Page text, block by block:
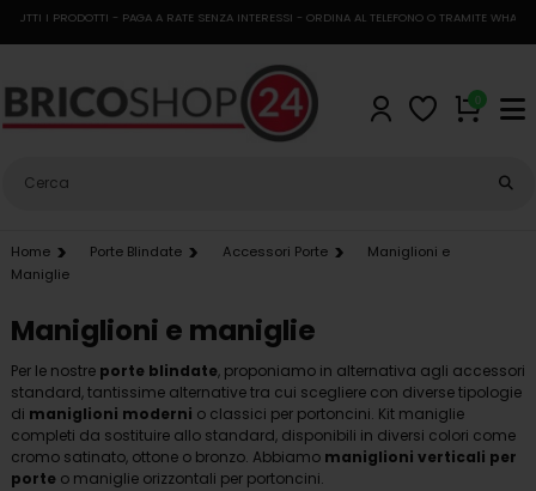
I PRODOTTI - PAGA A RATE SENZA INTERESSI - ORDINA AL TELEFONO O TRAMITE WHATSAPP
0
Home Porte Blindate Accessori Porte
Maniglioni e
Maniglie
Maniglioni e maniglie
Per le nostre porte blindate, proponiamo in alternativa agli accessori
standard, tantissime alternative tra cui scegliere con diverse tipologie
di maniglioni moderni o classici per portoncini. Kit maniglie
completi da sostituire allo standard, disponibili in diversi colori come
cromo satinato, ottone o bronzo. Abbiamo maniglioni verticali per
porte o maniglie orizzontali per portoncini.